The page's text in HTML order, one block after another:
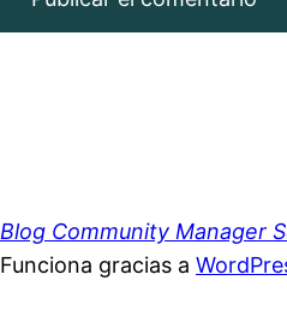
Blog Community Manager
Funciona gracias a